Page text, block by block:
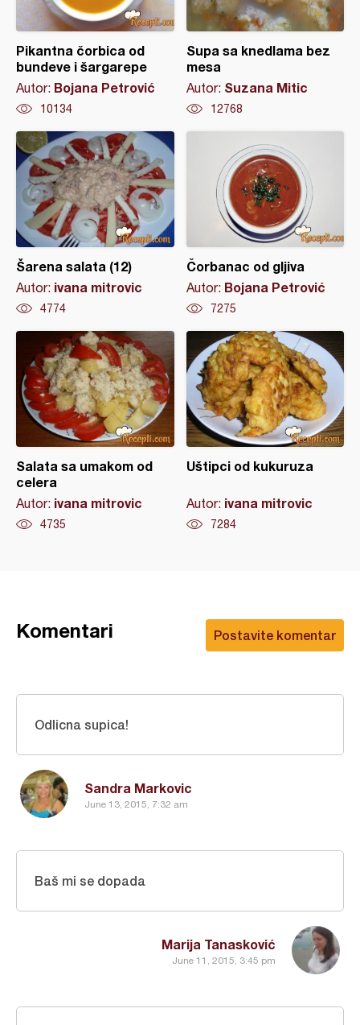
Pikantna čorbica od
bundeve i šargarepe
Autor: Bojana Petrović
10134
Supa sa knedlama bez
mesa
Autor: Suzana Mitic
12768
Šarena salata (12)
Autor: ivana mitrovic
4774
Čorbanac od gljiva
Autor: Bojana Petrović
7275
Salata sa umakom od
celera
Autor: ivana mitrovic
4735
Uštipci od kukuruza
Autor: ivana mitrovic
7284
Postavite komentar
Komentari
Sandra Markovic
June 13, 2015, 7:32 am
Odlicna supica!
Marija Tanasković
June 11, 2015, 3:45 pm
Baš mi se dopada